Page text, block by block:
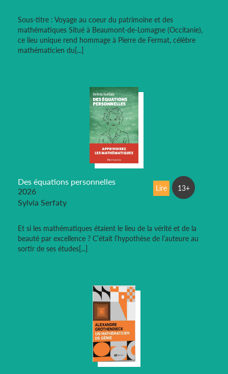
Sous-titre : Voyage au coeur du patrimoine et des
mathématiques Situé à Beaumont-de-Lomagne (Occitanie),
ce lieu unique rend hommage à Pierre de Fermat, célèbre
mathématicien du[...]
Des équations personnelles
2026
Sylvia Serfaty
Et si les mathématiques étaient le lieu de la vérité et de la
beauté par excellence ? C’était l’hypothèse de l’auteure au
sortir de ses études[...]
Lire 13+